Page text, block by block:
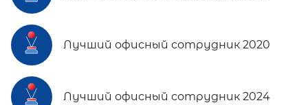
Лучший офисный сотрудник 2020
Лучший офисный сотрудник 2024